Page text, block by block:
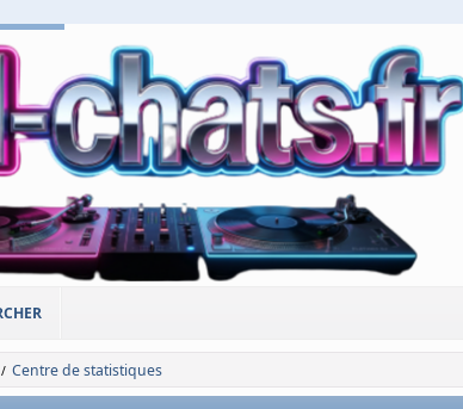
/ Centre de statistiques